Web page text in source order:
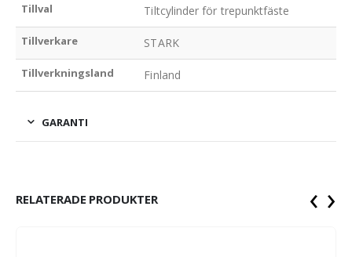
Tillval Tiltcylinder för trepunktfäste
Tillverkare STARK
Tillverkningsland Finland
GARANTI
RELATERADE PRODUKTER ‹ ›